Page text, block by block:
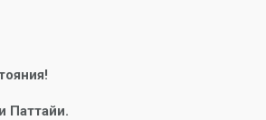
Паттайи.